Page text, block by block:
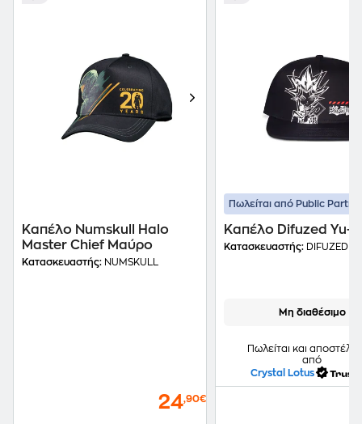
Καπέλο Numskull Halo
Master Chief Μαύρο
Κατασκευαστής: NUMSKULL
24,90€
Πωλείται από Public
Καπέλο Difuzed Yu-
Κατασκευαστής: DIFUZED
Μη διαθέσιμο
Πωλείται και
από
Crystal Lotus